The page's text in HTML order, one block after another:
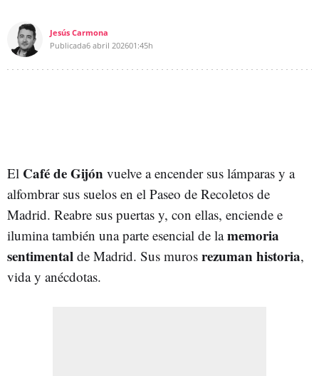
Jesús Carmona
Publicada6 abril 202601:45h
El Café de Gijón vuelve a encender sus lámparas y a
alfombrar sus suelos en el Paseo de Recoletos de
Madrid. Reabre sus puertas y, con ellas, enciende e
ilumina también una parte esencial de lamemoria
sentimental de Madrid. Sus muros rezuman historia,
vida y anécdotas.